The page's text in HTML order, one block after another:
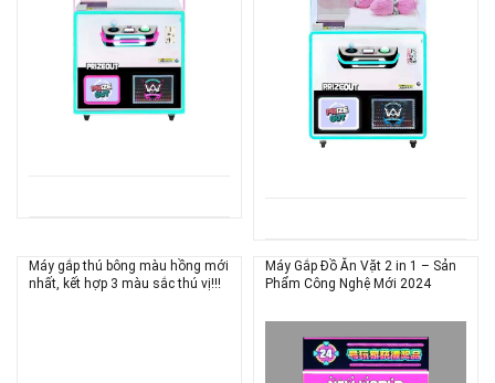
Máy gắp thú bông màu hồng mới
nhất, kết hợp 3 màu sắc thú vị!!!
Máy Gắp Đồ Ăn Vặt 2 in 1 – Sản
Phẩm Công Nghệ Mới 2024